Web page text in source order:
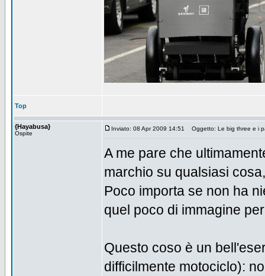
Top
{Hayabusa}
Ospite
Inviato: 08 Apr 2009 14:51 Oggetto: Le big three e i
A me pare che
marchio su qualsiasi
Poco importa se non ha
quel poco di immagine
Questo coso è un
difficilmente motociclo):